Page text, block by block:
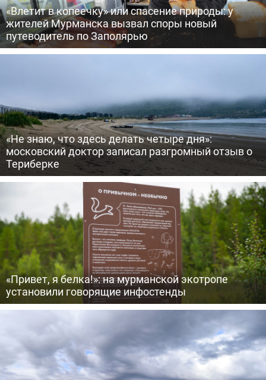
«Влетит в копеечку» или спасение природы: у
жителей Мурманска вызвал споры новый
путеводитель по Заполярью
«Не знаю, что здесь делать четыре дня»:
московский доктор записал разгромный отзыв о
Териберке
«Привет, я белка!»: на мурманской экотропе
установили говорящие инфостенды